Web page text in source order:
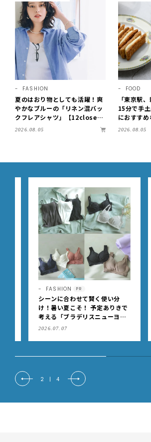
FASHION
夏のはおり物としても活躍！爽
やかなブルーの「リネン混バッ
クフレアシャツ」【12close
t】
2026.08.05
FOOD
「東京駅
15分で手
におすす
【東京駅改
2026.08.05
FASHION PR
シーンに合わせて賢く使い分
け！暑い夏こそ！ 予定ありきで
考える「ブラデリスニューヨー
ク」の快適ブラジャー
2026.07.07
2 | 4